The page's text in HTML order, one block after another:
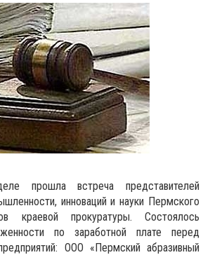
прошла встреча представителей
инноваций и науки Пермского
краевой прокуратуры. Состоялось
по заработной плате перед
ООО «Пермский абразивный